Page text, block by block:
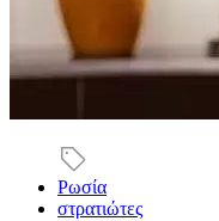
Ρωσία
στρατιώτες